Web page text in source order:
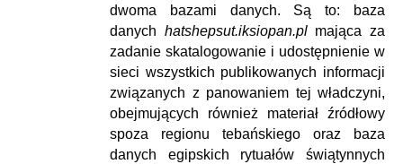
dwoma bazami danych. Są to: baza
danych hatshepsut.iksiopan.plmająca za
zadanie skatalogowanie i udostępnienie w
sieci wszystkich publikowanych informacji
związanych z panowaniem tej władczyni,
obejmujących również materiał źródłowy
spoza regionu tebańskiego oraz baza
danych egipskich rytuałów świątynnych